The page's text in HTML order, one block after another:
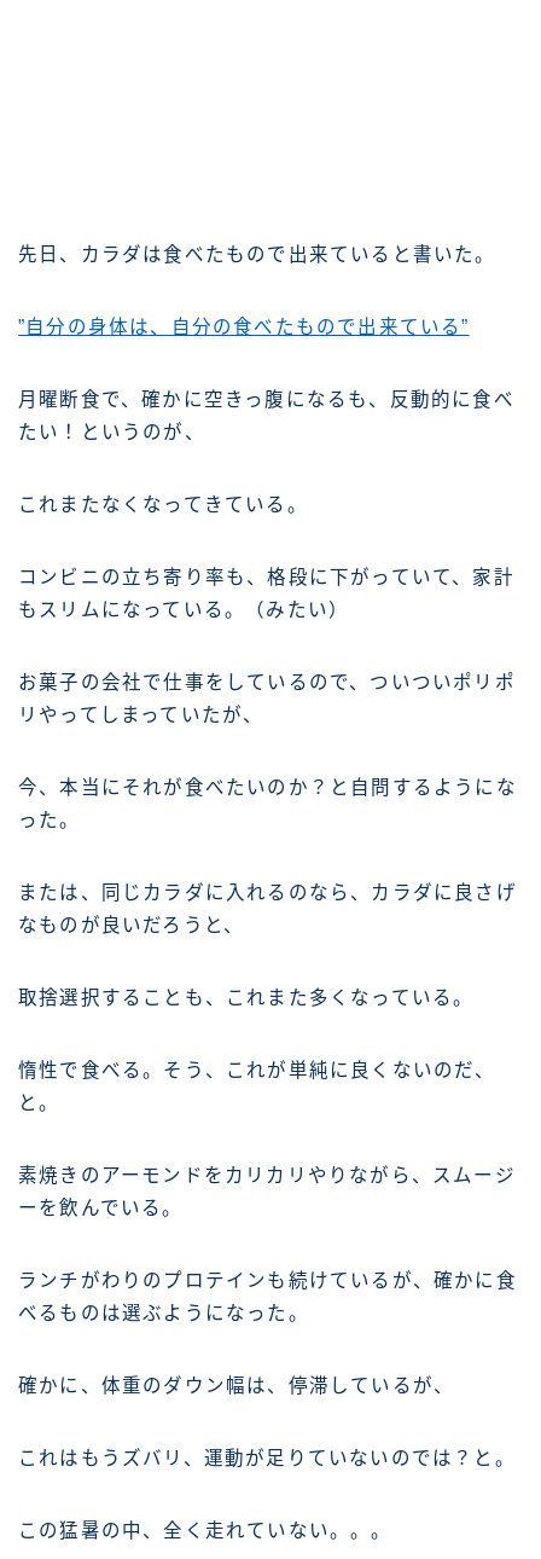
先日、カラダは食べたもので出来ていると書いた。
”自分の身体は、自分の食べたもので出来ている”
月曜断食で、確かに空きっ腹になるも、反動的に食べ
たい！というのが、
これまたなくなってきている。
コンビニの立ち寄り率も、格段に下がっていて、家計
もスリムになっている。（みたい）
お菓子の会社で仕事をしているので、ついついポリポ
リやってしまっていたが、
今、本当にそれが食べたいのか？と自問するようにな
った。
または、同じカラダに入れるのなら、カラダに良さげ
なものが良いだろうと、
取捨選択することも、これまた多くなっている。
惰性で食べる。そう、これが単純に良くないのだ、
と。
素焼きのアーモンドをカリカリやりながら、スムージ
ーを飲んでいる。
ランチがわりのプロテインも続けているが、確かに食
べるものは選ぶようになった。
確かに、体重のダウン幅は、停滞しているが、
これはもうズバリ、運動が足りていないのでは？と。
この猛暑の中、全く走れていない。。。